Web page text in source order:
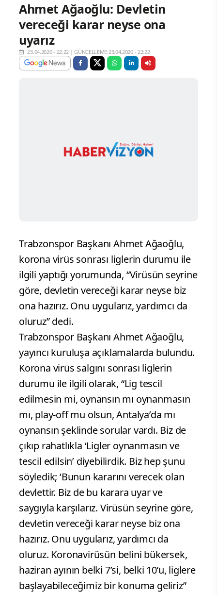
Ahmet Ağaoğlu: Devletin
vereceği karar neyse ona
uyarız
23.04.2020 - 22:22 |GÜNCELLEME:23.04.2020 - 22:22
Trabzonspor Başkanı Ahmet Ağaoğlu,
korona virüs sonrası liglerin durumu ile
ilgili yaptığı yorumunda, “Virüsün seyrine
göre, devletin vereceği karar neyse biz
ona hazırız. Onu uygularız, yardımcı da
oluruz” dedi.
Trabzonspor Başkanı Ahmet Ağaoğlu,
yayıncı kuruluşa açıklamalarda bulundu.
Korona virüs salgını sonrası liglerin
durumu ile ilgili olarak, “Lig tescil
edilmesin mi, oynansın mı oynanmasın
mı, play-off mu olsun, Antalya’da mı
oynansın şeklinde sorular vardı. Biz de
çıkıp rahatlıkla ‘Ligler oynanmasın ve
tescil edilsin’ diyebilirdik. Biz hep şunu
söyledik; ‘Bunun kararını verecek olan
devlettir. Biz de bu karara uyar ve
saygıyla karşılarız. Virüsün seyrine göre,
devletin vereceği karar neyse biz ona
hazırız. Onu uygularız, yardımcı da
oluruz. Koronavirüsün belini bükersek,
haziran ayının belki 7’si, belki 10’u, liglere
başlayabileceğimiz bir konuma geliriz”